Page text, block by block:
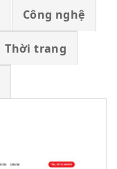
Công nghệ
Thời trang